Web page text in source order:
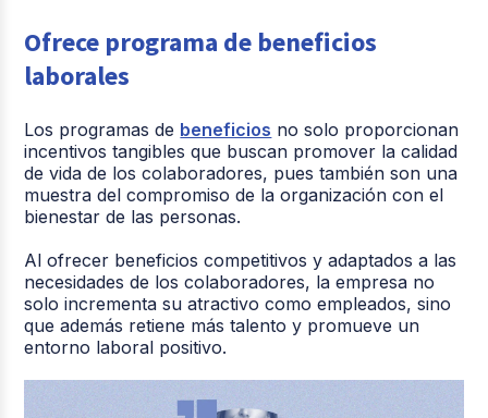
Ofrece programa de beneficios
laborales
Los programas de beneficios no solo proporcionan
incentivos tangibles que buscan promover la calidad
de vida de los colaboradores, pues también son una
muestra del compromiso de la organización con el
bienestar de las personas.
Al ofrecer beneficios competitivos y adaptados a las
necesidades de los colaboradores, la empresa no
solo incrementa su atractivo como empleados, sino
que además retiene más talento y promueve un
entorno laboral positivo.